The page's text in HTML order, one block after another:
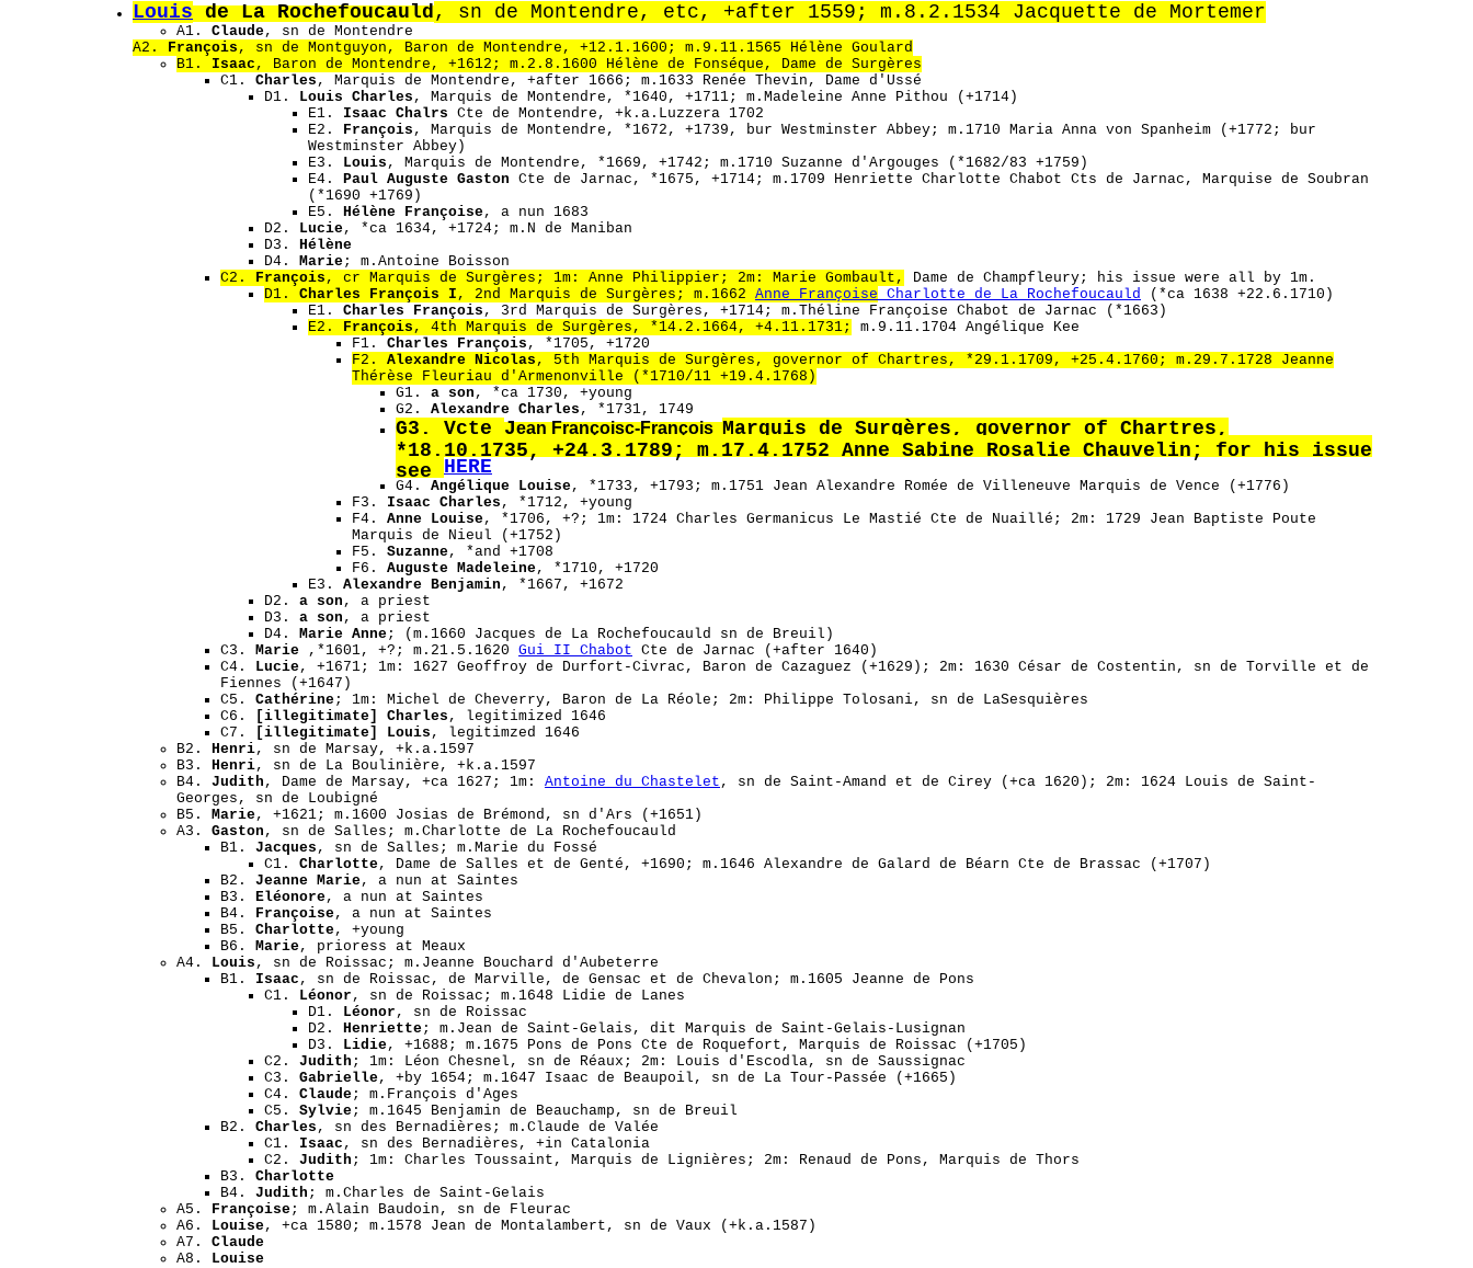
Louisde La Rochefoucauld, sn de Montendre, etc, +after 1559; m.8.2.1534 Jacquette de Mortemer
A1. Claude, sn de Montendre
A2. François , sn de Montguyon, Baron de Montendre, +12.1.1600; m.9.11.1565 Hélène Goulard
B1. Isaac , Baron de Montendre, +1612; m.2.8.1600 Hélène de Fonséque, Dame de Surgères
C1. Charles , Marquis de Montendre, +after 1666; m.1633 Renée Thevin, Dame d'Ussé
D1. Louis Charles , Marquis de Montendre, *1640, +1711; m.Madeleine Anne Pithou (+1714)
E1. Isaac Chalrs Cte de Montendre, +k.a.Luzzera 1702
E2. François , Marquis de Montendre, *1672, +1739, bur Westminster Abbey; m.1710 Maria Anna von Spanheim (+1772; bur
Westminster Abbey)
E3. Louis , Marquis de Montendre, *1669, +1742; m.1710 Suzanne d'Argouges (*1682/83 +1759)
E4. Paul Auguste Gaston Cte de Jarnac, *1675, +1714; m.1709 Henriette Charlotte Chabot Cts de Jarnac, Marquise de Soubran
(*1690 +1769)
E5. Hélène Françoise, a nun 1683
D2. Lucie, *ca 1634, +1724; m.N de Maniban
D3. Hélène
D4. Marie; m.Antoine Boisson
C2. François , cr Marquis de Surgères; 1m: Anne Philippier; 2m: Marie Gombault,
Dame de Champfleury; his issue were all by 1m.
D1. Charles François I , 2nd Marquis de Surgères; m.1662 Anne Françoise Charlotte de La Rochefoucauld (*ca 1638 +22.6.1710)
E1. Charles François , 3rd Marquis de Surgères, +1714; m.Théline Françoise Chabot de Jarnac (*1663)
E2. François , 4th Marquis de Surgères, *14.2.1664, +4.11.1731;
m.9.11.1704 Angélique Kee
F1. Charles François , *1705, +1720
F2. Alexandre Nicolas , 5th Marquis de Surgères, governor of Chartres, *29.1.1709, +25.4.1760; m.29.7.1728 Jeanne
Thérèse Fleuriau d'Armenonville (*1710/11 +19.4.1768)
G1. a son , *ca 1730, +young
G2. Alexandre Charles , *1731, 1749
G3. Vcte Jean Françoisc-François Marquis de Surgères, governor of Chartres,
*18.10.1735, +24.3.1789; m.17.4.1752 Anne Sabine Rosalie Chauvelin; for his issue
see HERE
G4. Angélique Louise, *1733, +1793; m.1751 Jean Alexandre Romée de Villeneuve Marquis de Vence (+1776)
F3. Isaac Charles , *1712, +young
F4. Anne Louise, *1706, +?; 1m: 1724 Charles Germanicus Le Mastié Cte de Nuaillé; 2m: 1729 Jean Baptiste Poute
Marquis de Nieul (+1752)
F5. Suzanne, *and +1708
F6. Auguste Madeleine, *1710, +1720
E3. Alexandre Benjamin , *1667, +1672
D2. a son , a priest
D3. a son , a priest
D4. Marie Anne; (m.1660 Jacques de La Rochefoucauld sn de Breuil)
C3. Marie ,*1601, +?; m.21.5.1620 Gui II Chabot Cte de Jarnac (+after 1640)
C4. Lucie, +1671; 1m: 1627 Geoffroy de Durfort-Civrac, Baron de Cazaguez (+1629); 2m: 1630 César de Costentin, sn de Torville et de
Fiennes (+1647)
C5. Cathérine; 1m: Michel de Cheverry, Baron de La Réole; 2m: Philippe Tolosani, sn de LaSesquières
C6.
[illegitimate] Charles , legitimized 1646
C7.
[illegitimate] Louis , legitimzed 1646
B2. Henri, sn de Marsay, +k.a.1597
B3. Henri, sn de La Boulinière, +k.a.1597
B4. Judith , Dame de Marsay, +ca 1627; 1m: Antoine du Chastelet , sn de Saint-Amand et de Cirey (+ca 1620); 2m: 1624 Louis de Saint-
Georges, sn de Loubigné
B5. Marie, +1621; m.1600 Josias de Brémond, sn d'Ars (+1651)
A3. Gaston , sn de Salles; m.Charlotte de La Rochefoucauld
B1. Jacques , sn de Salles; m.Marie du Fossé
C1. Charlotte, Dame de Salles et de Genté, +1690; m.1646 Alexandre de Galard de Béarn Cte de Brassac (+1707)
B2. Jeanne Marie, a nun at Saintes
B3. Eléonore, a nun at Saintes
B4. Françoise, a nun at Saintes
B5. Charlotte, +young
B6. Marie, prioress at Meaux
A4. Louis , sn de Roissac; m.Jeanne Bouchard d'Aubeterre
B1. Isaac , sn de Roissac, de Marville, de Gensac et de Chevalon; m.1605 Jeanne de Pons
C1. Léonor , sn de Roissac; m.1648 Lidie de Lanes
D1. Léonor , sn de Roissac
D2. Henriette; m.Jean de Saint-Gelais, dit Marquis de Saint-Gelais-Lusignan
D3. Lidie, +1688; m.1675 Pons de Pons Cte de Roquefort, Marquis de Roissac (+1705)
C2. Judith ; 1m: Léon Chesnel, sn de Réaux; 2m: Louis d'Escodla, sn de Saussignac
C3. Gabrielle, +by 1654; m.1647 Isaac de Beaupoil, sn de La Tour-Passée (+1665)
C4. Claude; m.François d'Ages
C5. Sylvie; m.1645 Benjamin de Beauchamp, sn de Breuil
B2. Charles , sn des Bernadières; m.Claude de Valée
C1. Isaac , sn des Bernadières, +in Catalonia
C2. Judith ; 1m: Charles Toussaint, Marquis de Lignières; 2m: Renaud de Pons, Marquis de Thors
B3. Charlotte
B4. Judith ; m.Charles de Saint-Gelais
A5. Françoise; m.Alain Baudoin, sn de Fleurac
A6. Louise, +ca 1580; m.1578 Jean de Montalambert, sn de Vaux (+k.a.1587)
A7. Claude
A8. Louise